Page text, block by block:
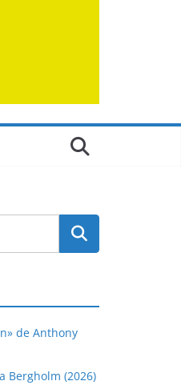
de Anthony
Bergholm (2026)